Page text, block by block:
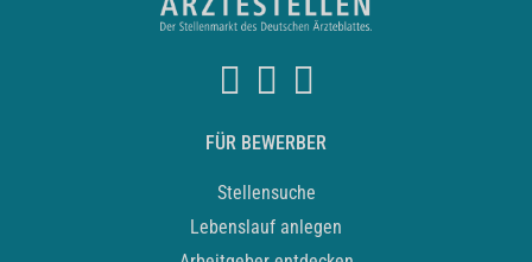
FÜR BEWERBER
Stellensuche
Lebenslauf anlegen